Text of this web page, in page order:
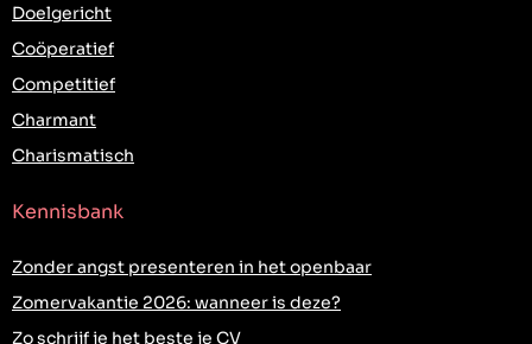
Doelgericht
Coöperatief
Competitief
Charmant
Charismatisch
Kennisbank
Zonder angst presenteren in het openbaar
Zomervakantie 2026: wanneer is deze?
Zo schrijf je het beste je CV